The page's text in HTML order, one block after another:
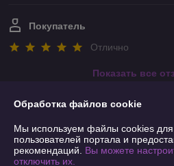
Покупатель
Отлично
Показать все
Контакты
Обработка файлов cookie
Мы используем файлы cookies для
пользователей портала и
рекомендаций. Вы можете
отключить их.